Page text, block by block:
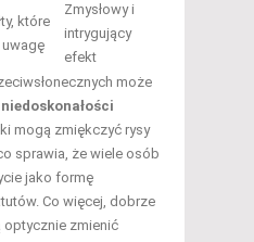
które
Zmysłowy i
intrygujący
efekt
może
mogą zmiękczyć rysy
sprawia, że wiele osób
jako formę
Co więcej, dobrze
optycznie zmienić